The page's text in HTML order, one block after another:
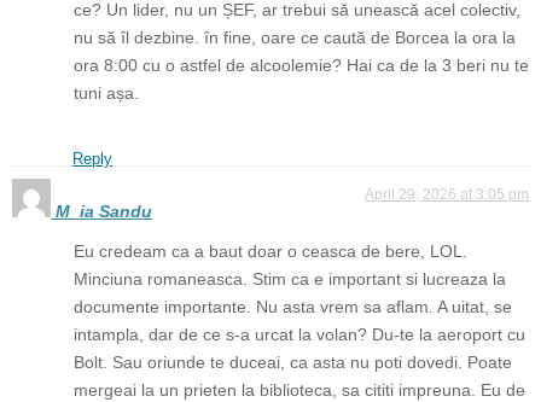
ce? Un lider, nu un ȘEF, ar trebui să unească acel colectiv,
nu să îl dezbine. în fine, oare ce caută de Borcea la ora la
ora 8:00 cu o astfel de alcoolemie? Hai ca de la 3 beri nu te
tuni așa.
Reply
M_ia Sandu
April 29, 2026 at 3:05 pm
Eu credeam ca a baut doar o ceasca de bere, LOL.
Minciuna romaneasca. Stim ca e important si lucreaza la
documente importante. Nu asta vrem sa aflam. A uitat, se
intampla, dar de ce s-a urcat la volan? Du-te la aeroport cu
Bolt. Sau oriunde te duceai, ca asta nu poti dovedi. Poate
mergeai la un prieten la biblioteca, sa cititi impreuna. Eu de